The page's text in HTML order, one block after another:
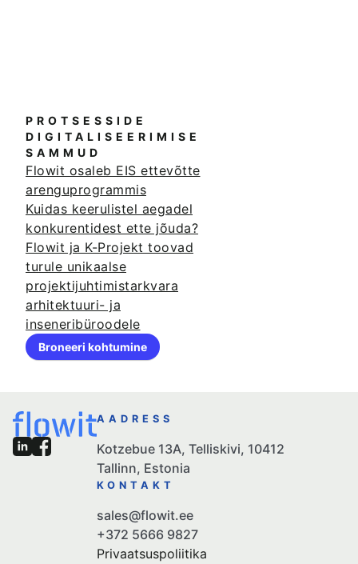
PROTSESSIDE
DIGITALISEERIMISE
SAMMUD
Flowit osaleb EIS ettevõtte
arenguprogrammis
Kuidas keerulistel aegadel
konkurentidest ette jõuda?
Flowit ja K-Projekt toovad
turule unikaalse
projektijuhtimistarkvara
arhitektuuri- ja
inseneribüroodele
Broneeri kohtumine
AADRESS
Kotzebue 13A, Telliskivi, 10412
Tallinn, Estonia
KONTAKT
sales@flowit.ee
+372 5666 9827
Privaatsuspoliitika